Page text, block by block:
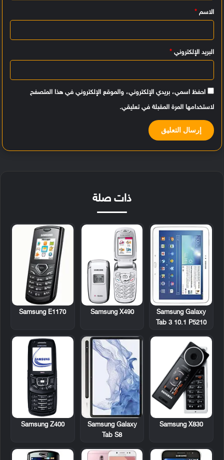
ق
الاسم *
البريد الإلكتروني *
احفظ اسمي، بريدي الإلكتروني، والموقع الإلكتروني في هذا المتصفح
لاستخدامها المرة المقبلة في تعليقي.
ذات صلة
Samsung Galaxy
Tab 3 10.1 P5210
Samsung X490
Samsung E1170
Samsung X830
Samsung Galaxy
Tab S8
Samsung Z400